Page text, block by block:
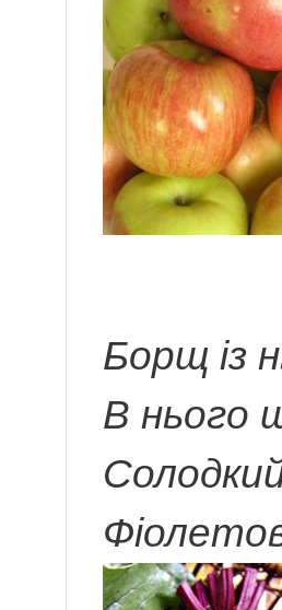
Борщ із
В нього